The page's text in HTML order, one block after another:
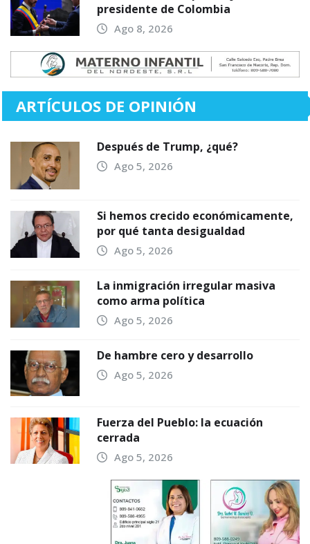
presidente de Colombia
Ago 8, 2026
ARTÍCULOS DE OPINIÓN
Después de Trump, ¿qué?
Ago 5, 2026
Si hemos crecido económicamente,
por qué tanta desigualdad
Ago 5, 2026
La inmigración irregular masiva
como arma política
Ago 5, 2026
De hambre cero y desarrollo
Ago 5, 2026
Fuerza del Pueblo: la ecuación
cerrada
Ago 5, 2026